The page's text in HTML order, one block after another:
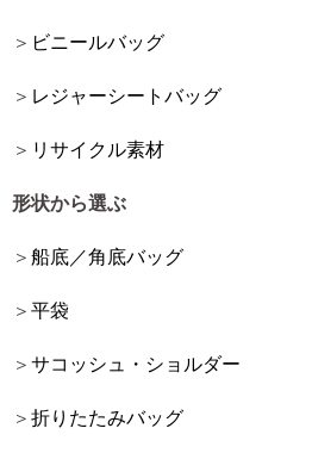
ビニールバッグ
レジャーシートバッグ
リサイクル素材
形状から選ぶ
船底／角底バッグ
平袋
サコッシュ・ショルダー
折りたたみバッグ